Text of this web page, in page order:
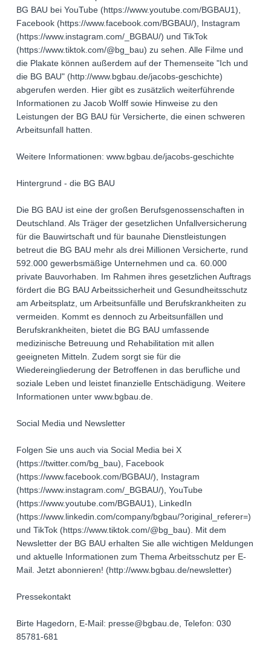
BG BAU bei YouTube (https://www.youtube.com/BGBAU1),
Facebook (https://www.facebook.com/BGBAU/), Instagram
(https://www.instagram.com/_BGBAU/) und TikTok
(https://www.tiktok.com/@bg_bau) zu sehen. Alle Filme und
die Plakate können außerdem auf der Themenseite "Ich und
die BG BAU" (http://www.bgbau.de/jacobs-geschichte)
abgerufen werden. Hier gibt es zusätzlich weiterführende
Informationen zu Jacob Wolff sowie Hinweise zu den
Leistungen der BG BAU für Versicherte, die einen schweren
Arbeitsunfall hatten.
Weitere Informationen: www.bgbau.de/jacobs-geschichte
Hintergrund - die BG BAU
Die BG BAU ist eine der großen Berufsgenossenschaften in
Deutschland. Als Träger der gesetzlichen Unfallversicherung
für die Bauwirtschaft und für baunahe Dienstleistungen
betreut die BG BAU mehr als drei Millionen Versicherte, rund
592.000 gewerbsmäßige Unternehmen und ca. 60.000
private Bauvorhaben. Im Rahmen ihres gesetzlichen Auftrags
fördert die BG BAU Arbeitssicherheit und Gesundheitsschutz
am Arbeitsplatz, um Arbeitsunfälle und Berufskrankheiten zu
vermeiden. Kommt es dennoch zu Arbeitsunfällen und
Berufskrankheiten, bietet die BG BAU umfassende
medizinische Betreuung und Rehabilitation mit allen
geeigneten Mitteln. Zudem sorgt sie für die
Wiedereingliederung der Betroffenen in das berufliche und
soziale Leben und leistet finanzielle Entschädigung. Weitere
Informationen unter www.bgbau.de.
Social Media und Newsletter
Folgen Sie uns auch via Social Media bei X
(https://twitter.com/bg_bau), Facebook
(https://www.facebook.com/BGBAU/), Instagram
(https://www.instagram.com/_BGBAU/), YouTube
(https://www.youtube.com/BGBAU1), LinkedIn
(https://www.linkedin.com/company/bgbau/?original_referer=)
und TikTok (https://www.tiktok.com/@bg_bau). Mit dem
Newsletter der BG BAU erhalten Sie alle wichtigen Meldungen
und aktuelle Informationen zum Thema Arbeitsschutz per E-
Mail. Jetzt abonnieren! (http://www.bgbau.de/newsletter)
Pressekontakt
Birte Hagedorn, E-Mail: presse@bgbau.de, Telefon: 030
85781-681